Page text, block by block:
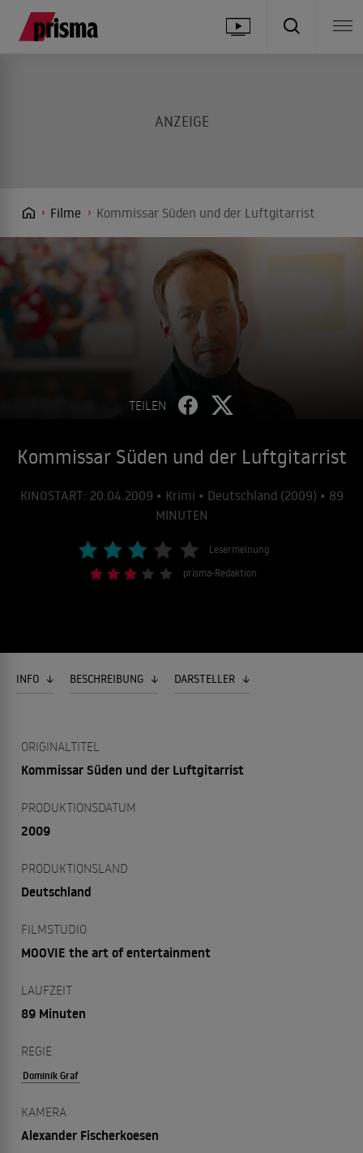
Filme Kommissar Süden und der Luftgitarrist
TEILEN
Kommissar Süden und der Luftgitarrist
KINOSTART: 20.04.2009 • Krimi • Deutschland (2009) • 89
MINUTEN
Lesermeinung
prisma-Redaktion
INFO BESCHREIBUNG DARSTELLER
ORIGINALTITEL
Kommissar Süden und der Luftgitarrist
PRODUKTIONSDATUM
2009
PRODUKTIONSLAND
Deutschland
FILMSTUDIO
MOOVIE the art of entertainment
LAUFZEIT
89 Minuten
REGIE
Dominik Graf
KAMERA
Alexander Fischerkoesen